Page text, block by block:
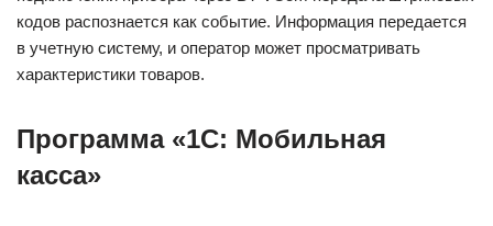
кодов распознается как событие. Информация передается
в учетную систему, и оператор может просматривать
характеристики товаров.
Программа «1С: Мобильная
касса»